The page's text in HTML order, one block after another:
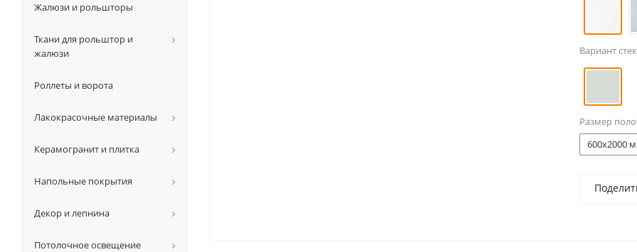
Вариант
Размер
600x2000
Жалюзи и рольшторы
Ткани для рольштор и
жалюзи
Роллеты и ворота
Лакокрасочные материалы
Керамогранит и плитка
Напольные покрытия
Декор и лепнина
Потолочное освещение